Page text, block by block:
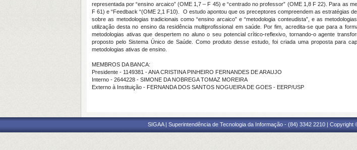
representada por “ensino arcaico” (OME 1,7 – F 45) e “centrado no professor” (OME 1,8 F 22). Para as
F 61) e “Feedback “(OME 2,1 F10). O estudo apontou que os preceptores compreendem as estratégias
sobre as metodologias tradicionais como “ensino arcaico” e “metodologia conteudista”, e as
utilização desta no ensino da residência multiprofissional em saúde. Por fim, acredita-se que para a
metodologias ativas que despertem no aluno o seu potencial crítico-reflexivo, tornando-o agente
proposto pelo Sistema Único de Saúde. Como produto desse estudo, foi criada uma proposta para
metodologias ativas de ensino.
MEMBROS DA BANCA:
Presidente - 1149381 - ANA CRISTINA PINHEIRO FERNANDES DE ARAUJO
Interno - 2644228 - SIMONE DA NOBREGA TOMAZ MOREIRA
Externo à Instituição - FERNANDA DOS SANTOS NOGUEIRA DE GOES - EERP/USP
SIGAA | Superintendência de Tecnologia da Informação - (84) 3342 2210 |